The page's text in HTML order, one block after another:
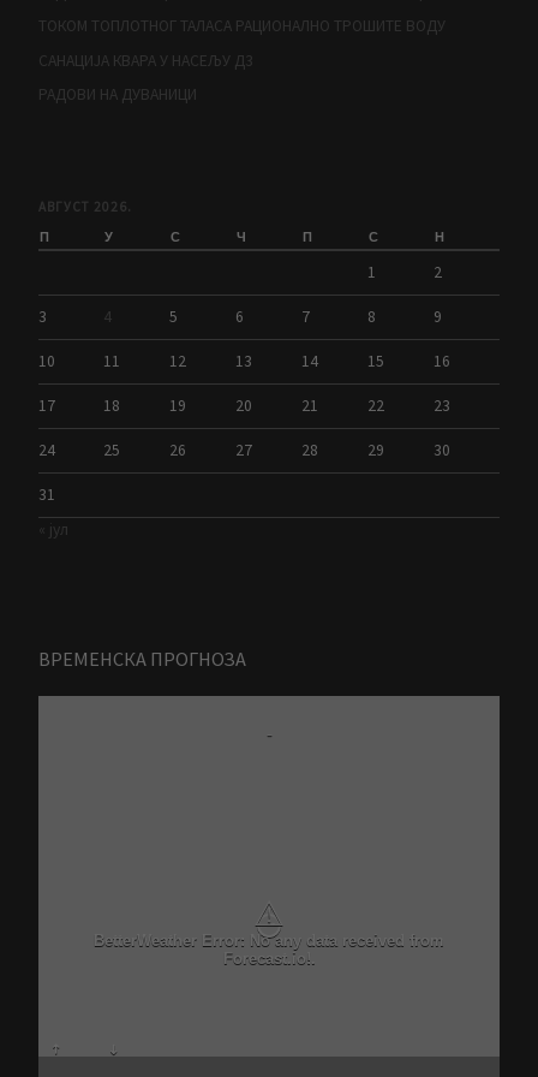
ТОКОМ ТОПЛОТНОГ ТАЛАСА РАЦИОНАЛНО ТРОШИТЕ ВОДУ
САНАЦИЈА КВАРА У НАСЕЉУ Д3
РАДОВИ НА ДУВАНИЦИ
АВГУСТ 2026.
П У С Ч П С Н
1 2
3 4 5 6 7 8 9
10 11 12 13 14 15 16
17 18 19 20 21 22 23
24 25 26 27 28 29 30
31
« јул
ВРЕМЕНСКА ПРОГНОЗА
-
⚠
BetterWeather Error: No any data received from
Forecast.io!.